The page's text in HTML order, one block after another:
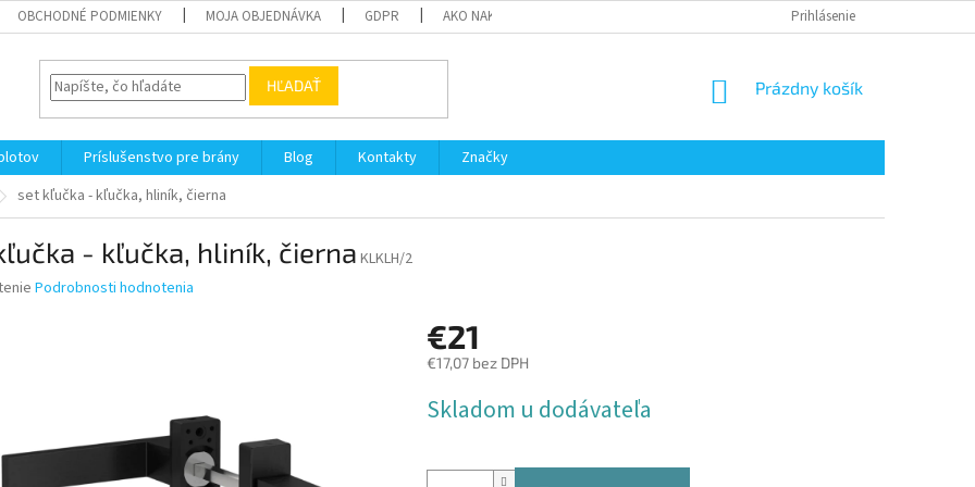
OBCHODNÉ PODMIENKY MOJA OBJEDNÁVKA GDPR AKO NAKUPOVAŤ Prihlásenie
HĽADAŤ
NÁKUPNÝ
Prázdny košík
Príslušenstvo pre brány Blog Kontakty
Značky
set kľučka - kľučka, hliník, čierna
- kľučka, hliník, čierna KLKLH/2
Podrobnosti hodnotenia
€21
€17,07 bez DPH
cena:
Skladom u dodávateľa